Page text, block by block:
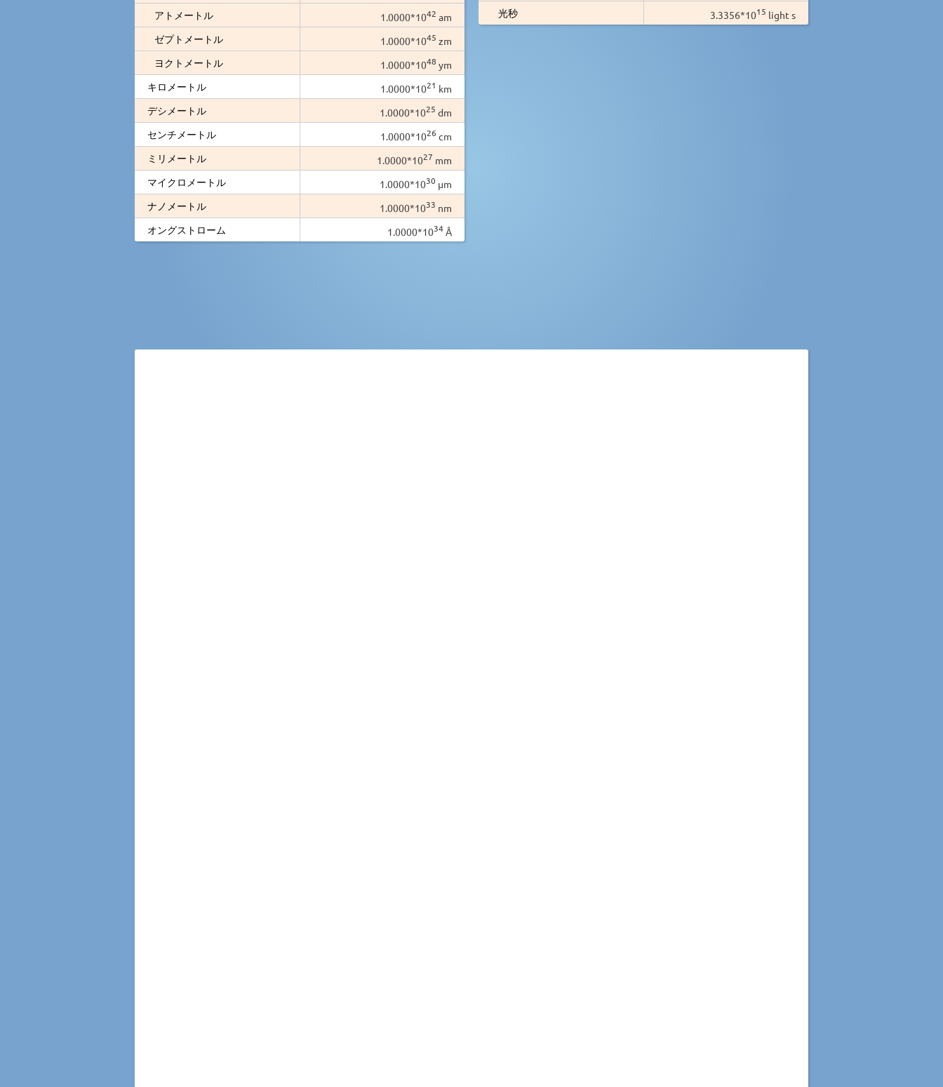
アトメートル
1.0000*1042 am
ゼプトメートル
1.0000*1045 zm
ヨクトメートル
1.0000*1048 ym
キロメートル
1.0000*1021 km
デシメートル
1.0000*1025 dm
センチメートル
1.0000*1026 cm
ミリメートル
1.0000*1027 mm
マイクロメートル
1.0000*1030 µm
ナノメートル
1.0000*1033 nm
オングストローム
1.0000*1034Å
光秒
3.3356*1015 light s